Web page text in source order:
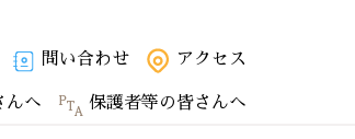
問い合わせ アクセス
んへ 保護者等の皆さんへ